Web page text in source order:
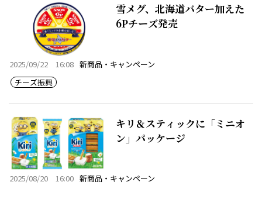
雪メグ、北海道バター加えた
6Pチーズ発売
2025/09/22 16:08 新商品・キャンペーン
チーズ振興
キリ＆スティックに「ミニオ
ン」パッケージ
2025/08/20 16:00 新商品・キャンペーン